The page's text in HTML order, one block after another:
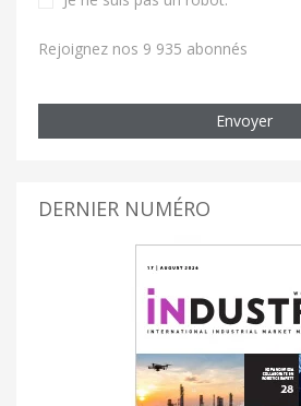
Rejoignez nos 9 935 abonnés
Envoyer
DERNIER NUMÉRO